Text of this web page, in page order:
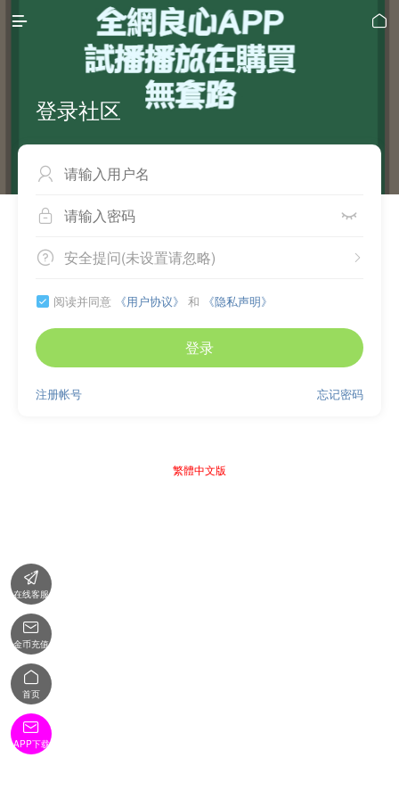
 
登录社区

 
 
安全提问(未设置请忽略)
 阅读并同意 《用户协议》 和 《隐私声明》
登录
忘记密码
注册帐号
繁體中文版

在线客服

金币充值

首页

APP下载